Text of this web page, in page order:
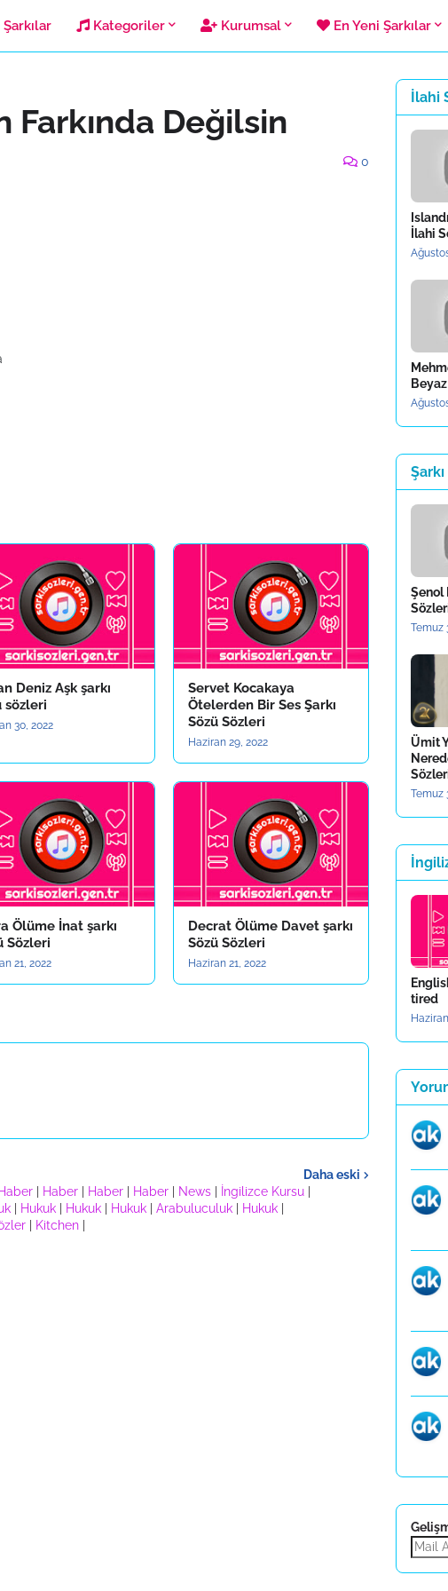
Şarkılar Kategoriler Kurumsal En Yeni Şarkılar
Farkında Değilsin
0
Deniz Aşk şarkı
sözleri
30, 2022
Servet Kocakaya
Ötelerden Bir Ses Şarkı
Sözü Sözleri
Haziran 29, 2022
Ölüme İnat şarkı
Sözleri
21, 2022
Decrat Ölüme Davet şarkı
Sözü Sözleri
Haziran 21, 2022
Daha eski
Haber Haber Haber Haber News İngilizce Kursu
Hukuk Hukuk Hukuk Arabuluculuk Hukuk
Kitchen
İlahi
İlahi
Şenol
Temuz
Ümit
Temuz
tired